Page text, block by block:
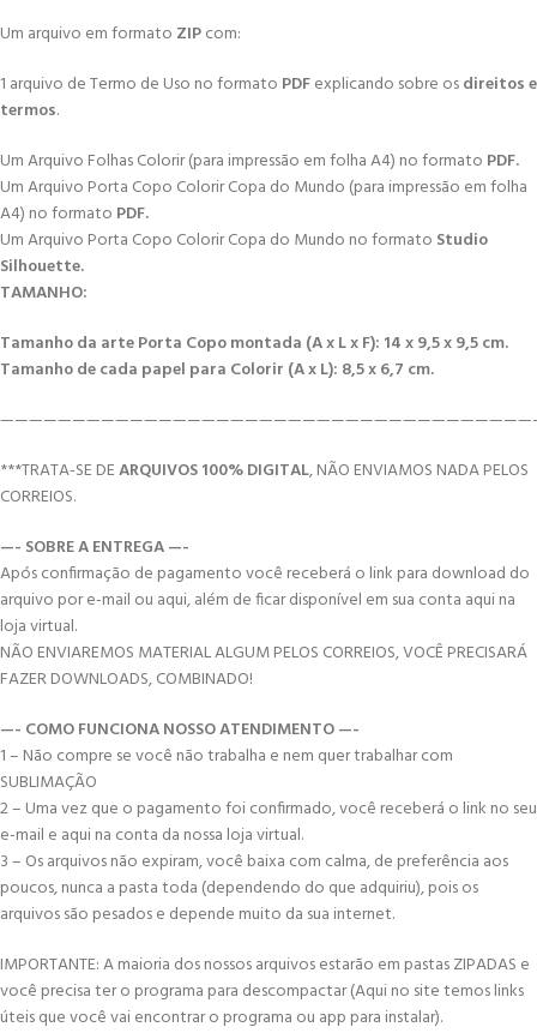
Um arquivo em formato ZIPcom:
1 arquivo de Termo de Uso no formato PDFexplicando sobre osdireitos e
termos.
Um Arquivo Folhas Colorir (para impressão em folha A4) no formato PDF.
Um Arquivo Porta Copo Colorir Copa do Mundo (para impressão em folha
A4) no formato PDF.
Um Arquivo Porta Copo Colorir Copa do Mundo no formato Studio
Silhouette.
TAMANHO:
Tamanho da arte Porta Copo montada (A x L x F): 14 x 9,5 x 9,5 cm.
Tamanho de cada papel para Colorir (A x L): 8,5 x 6,7 cm.
***TRATA-SE DEARQUIVOS 100% DIGITAL, NÃO ENVIAMOS NADA PELOS
CORREIOS.
—- SOBRE A ENTREGA —-
Após confirmação de pagamento você receberá o link para download do
arquivo por e-mail ou aqui, além de ficar disponível em sua conta aqui na
loja virtual.
NÃO ENVIAREMOS MATERIAL ALGUM PELOS CORREIOS, VOCÊ PRECISARÁ
FAZER DOWNLOADS, COMBINADO!
—- COMO FUNCIONA NOSSO ATENDIMENTO —-
1 – Não compre se você não trabalha e nem quer trabalhar com
SUBLIMAÇÃO
2 – Uma vez que o pagamento foi confirmado, você receberá o link no seu
e-mail e aqui na conta da nossa loja virtual.
3 – Os arquivos não expiram, você baixa com calma, de preferência aos
poucos, nunca a pasta toda (dependendo do que adquiriu), pois os
arquivos são pesados e depende muito da sua internet.
IMPORTANTE: A maioria dos nossos arquivos estarão em pastas ZIPADAS e
você precisa ter o programa para descompactar (Aqui no site temos links
úteis que você vai encontrar o programa ou app para instalar).